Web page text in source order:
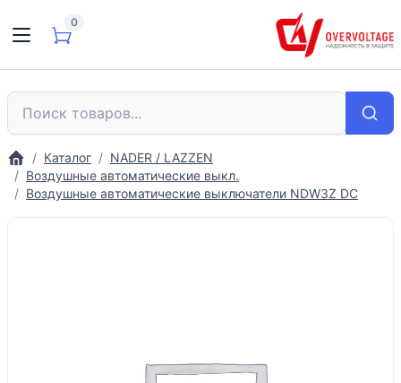
0
Каталог
NADER / LAZZEN
Воздушные автоматические выкл.
Воздушные автоматические выключатели NDW3Z DC